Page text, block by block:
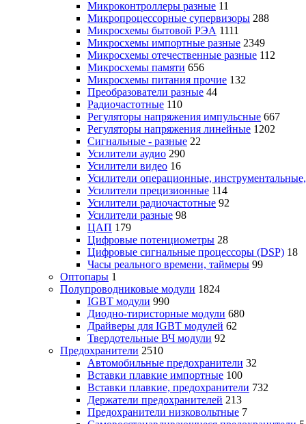
Микроконтроллеры разные 11
Микропроцессорные супервизоры 288
Микросхемы бытовой РЭА 1111
Микросхемы импортные разные 2349
Микросхемы отечественные разные 112
Микросхемы памяти 656
Микросхемы питания прочие 132
Преобразователи разные 44
Радиочастотные 110
Регуляторы напряжения импульсные 667
Регуляторы напряжения линейные 1202
Сигнальные - разные 22
Усилители аудио 290
Усилители видео 16
Усилители операционные,
Усилители прецизионные 114
Усилители радиочастотные 92
Усилители разные 98
ЦАП 179
Цифровые потенциометры 28
Цифровые сигнальные процессоры (DSP) 18
Часы реального времени, таймеры 99
Оптопары 1
Полупроводниковые модули 1824
IGBT модули 990
Диодно-тиристорные модули 680
Драйверы для IGBT модулей 62
Твердотельные ВЧ модули 92
Предохранители 2510
Автомобильные предохранители 32
Вставки плавкие импортные 100
Вставки плавкие, предохранители 732
Держатели предохранителей 213
Предохранители низковольтные 7